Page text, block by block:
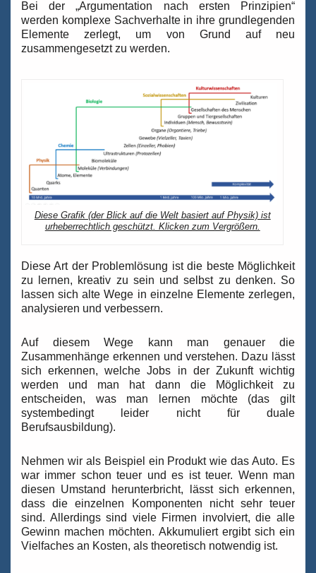
Bei der „Argumentation nach ersten Prinzipien“
werden komplexe Sachverhalte in ihre grundlegenden
Elemente zerlegt, um von Grund auf neu
zusammengesetzt zu werden.
Diese Grafik (der Blick auf die Welt basiert auf Physik) ist
urheberrechtlich geschützt. Klicken zum Vergrößern.
Diese Art der Problemlösung ist die beste Möglichkeit
zu lernen, kreativ zu sein und selbst zu denken. So
lassen sich alte Wege in einzelne Elemente zerlegen,
analysieren und verbessern.
Auf diesem Wege kann man genauer die
Zusammenhänge erkennen und verstehen. Dazu lässt
sich erkennen, welche Jobs in der Zukunft wichtig
werden und man hat dann die Möglichkeit zu
entscheiden, was man lernen möchte (das gilt
systembedingt leider nicht für duale
Berufsausbildung).
Nehmen wir als Beispiel ein Produkt wie das Auto. Es
war immer schon teuer und es ist teuer. Wenn man
diesen Umstand herunterbricht, lässt sich erkennen,
dass die einzelnen Komponenten nicht sehr teuer
sind. Allerdings sind viele Firmen involviert, die alle
Gewinn machen möchten. Akkumuliert ergibt sich ein
Vielfaches an Kosten, als theoretisch notwendig ist.